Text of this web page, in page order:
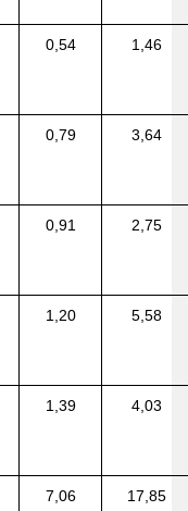
0,54 1,46
0,79 3,64
0,91 2,75
1,20 5,58
1,39 4,03
7,06 17,85